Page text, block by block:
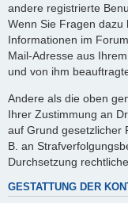
andere registrierte
Wenn Sie Fragen dazu
Informationen im
Mail-Adresse aus
und von ihm
Andere als die oben
Ihrer Zustimmung an
auf Grund gesetzlicher
B. an
Durchsetzung
GESTATTUNG DER